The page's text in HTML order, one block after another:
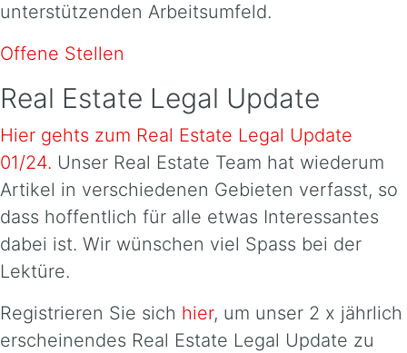
unterstützenden Arbeitsumfeld.
Offene Stellen
Real Estate Legal Update
Hier gehts zum Real Estate Legal Update
01/24. Unser Real Estate Team hat wiederum
Artikel in verschiedenen Gebieten verfasst, so
dass hoffentlich für alle etwas Interessantes
dabei ist. Wir wünschen viel Spass bei der
Lektüre.
Registrieren Sie sich hier, um unser 2 x jährlich
erscheinendes Real Estate Legal Update zu